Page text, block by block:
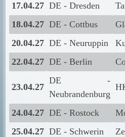
17.04.27 DE - Dresden
18.04.27 DE - Cottbus
20.04.27 DE - Neuruppin
22.04.27 DE - Berlin
23.04.27
DE -
Neubrandenburg
24.04.27 DE - Rostock
25.04.27 DE - Schwerin